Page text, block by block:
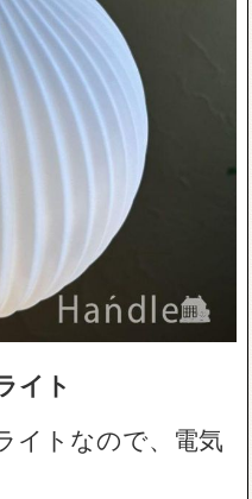
イト
イトなので、電気